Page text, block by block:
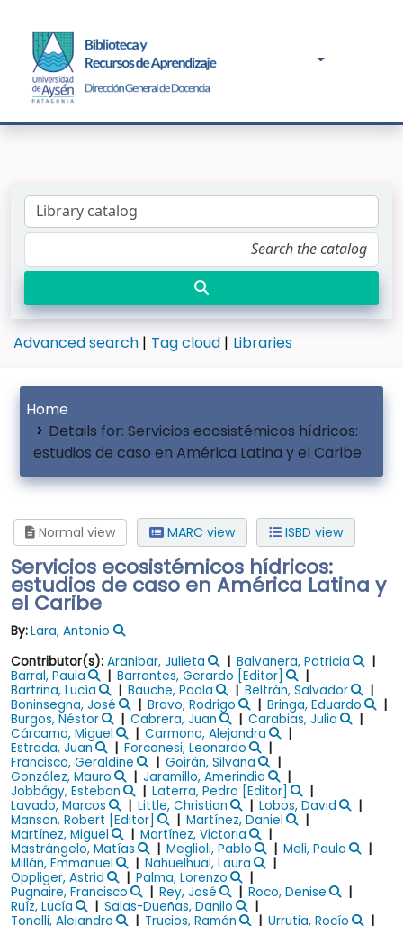
Advanced search Tag cloud Libraries
Home
Details for:Servicios ecosistémicos hídricos:
estudios de caso en América Latina y el Caribe
Normal view MARC view ISBD view
Servicios ecosistémicos hídricos:
estudios de caso en América Latina y
el Caribe
By:Lara, Antonio
Contributor(s): Aranibar, Julieta
Balvanera, Patricia
Barral, Paula
Barrantes, Gerardo [Editor]
Bartrina, Lucía
Bauche, Paola
Beltrán, Salvador
Boninsegna, José
Bravo, Rodrigo
Bringa, Eduardo
Burgos, Néstor
Cabrera, Juan
Carabias, Julia
Cárcamo, Miguel
Carmona, Alejandra
Estrada, Juan
Forconesi, Leonardo
Francisco, Geraldine
Goirán, Silvana
González, Mauro
Jaramillo, Amerindia
Jobbágy, Esteban
Laterra, Pedro [Editor]
Lavado, Marcos
Little, Christian
Lobos, David
Manson, Robert [Editor]
Martínez, Daniel
Martínez, Miguel
Martínez, Victoria
Mastrángelo, Matías
Meglioli, Pablo
Meli, Paula
Millán, Emmanuel
Nahuelhual, Laura
Oppliger, Astrid
Palma, Lorenzo
Pugnaire, Francisco
Rey, José
Roco, Denise
Ruíz, Lucía
Salas-Dueñas, Danilo
Tonolli, Alejandro
Trucios, Ramón
Urrutia, Rocío